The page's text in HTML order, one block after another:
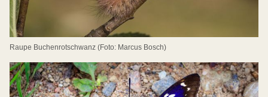
Raupe Buchenrotschwanz (Foto: Marcus Bosch)